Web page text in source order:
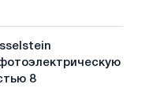
8